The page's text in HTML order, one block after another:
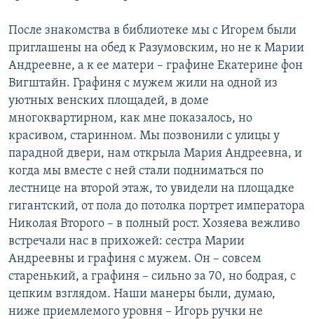
После знакомства в библиотеке мы с Игорем были
приглашены на обед к Разумовским, но не к Марии
Андреевне, а к ее матери – графине Екатерине фон
Вигштайн. Графиня с мужем жили на одной из
уютных венских площадей, в доме
многоквартирном, как мне показалось, но
красивом, старинном. Мы позвонили с улицы у
парадной двери, нам открыла Мария Андреевна, и
когда мы вместе с ней стали подниматься по
лестнице на второй этаж, то увидели на площадке
гигантский, от пола до потолка портрет императора
Николая Второго – в полный рост. Хозяева вежливо
встречали нас в прихожей: сестра Марии
Андреевны и графиня с мужем. Он – совсем
старенький, а графиня – сильно за 70, но бодрая, с
цепким взглядом. Наши манеры были, думаю,
ниже приемлемого уровня – Игорь ручки не